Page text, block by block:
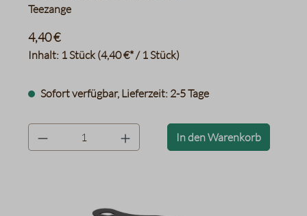
Teezange
Inhalt: 1 Stück(4,40 €* / 1 Stück)
4,40 €
Sofort verfügbar, Lieferzeit: 2-5 Tage
product.quantityLabel In den Warenkorb